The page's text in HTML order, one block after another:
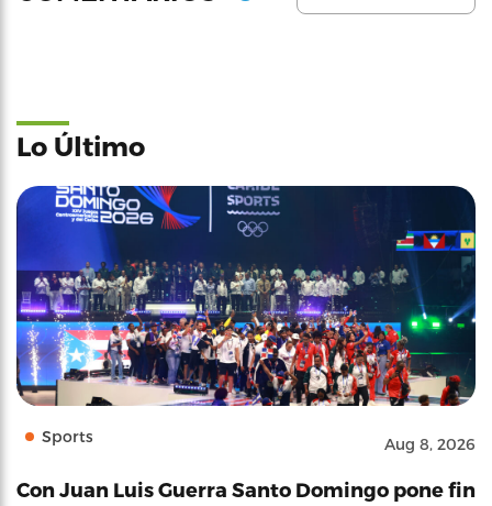
Lo Último
Sports Aug 8, 2026
Con Juan Luis Guerra Santo Domingo pone fin